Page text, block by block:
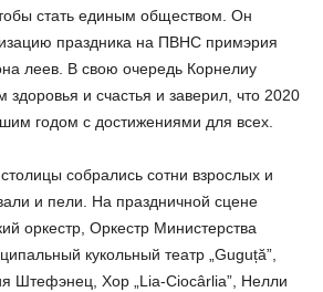
стать единым обществом. Он
праздника на ПВНС примэрия
леев. В свою очередь Корнелиу
и счастья и заверил, что 2020
годом с достижениями для всех.
собрались сотни взрослых и
и пели. На праздничной сцене
оркестр, Оркестр Министерства
кукольный театр „Guguță”,
Штефэнец, Хор „Lia-Ciocârlia”, Нелли